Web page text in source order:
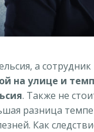
а
на улице и
. Также не
разница
Как